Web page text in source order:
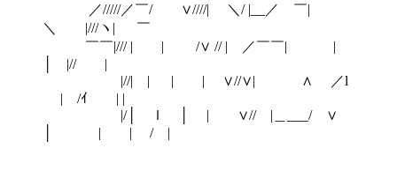
／/////／￣/ ∨////| ＼/ |__／ ￣|
＼ |///ヽ| ￣
￣￣|/// | | /∨ // | ／￣￣| |
│ |// |
|//| | | | ∨//∨| ∧ ／l
| /ｲ | |
|/│ ｌ │ | ∨// |＿___/ ∨
│ | | / |